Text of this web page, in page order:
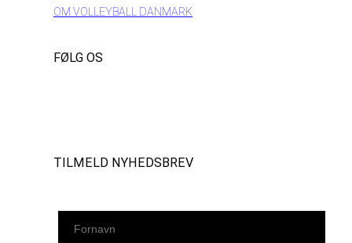
OM VOLLEYBALL DANMARK
FØLG OS
TILMELD NYHEDSBREV